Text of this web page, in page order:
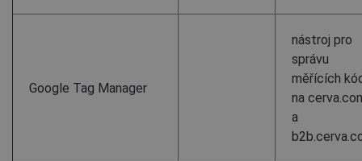
Google Tag Manager
nástroj pro
správu
měřících
na
a